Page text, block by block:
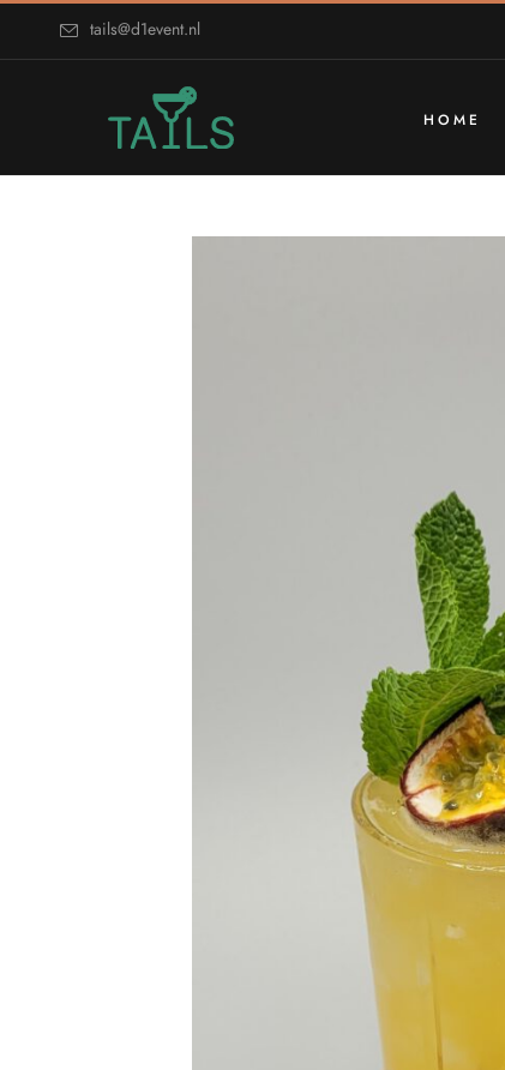
tails@d1event.nl
HOME